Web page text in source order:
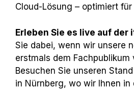
Cloud-Lösung – optimiert
Erleben Sie es live auf der
Sie dabei, wenn wir unsere
erstmals dem Fachpublikum
Besuchen Sie unseren
in Nürnberg, wo wir Ihnen in